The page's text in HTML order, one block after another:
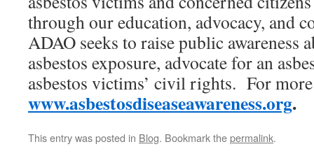
through our education, advocacy, and
ADAO seeks to raise public awareness
asbestos exposure, advocate for an
asbestos victims’ civil rights. For
www.asbestosdiseaseawareness.org.
This entry was posted in Blog. Bookmark thepermalink.